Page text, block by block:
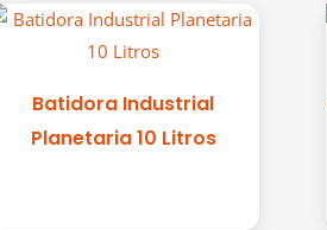
Batidora Industrial
Planetaria 10 Litros